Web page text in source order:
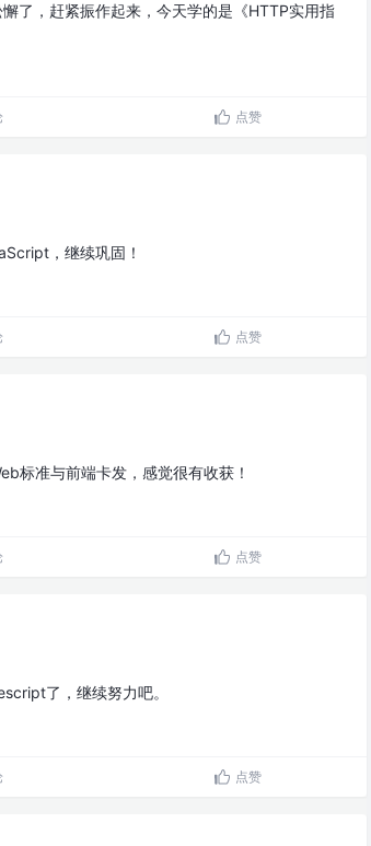
了，赶紧振作起来，今天学的是《HTTP实用指
点赞
，继续巩固！
点赞
标准与前端卡发，感觉很有收获！
点赞
了，继续努力吧。
点赞